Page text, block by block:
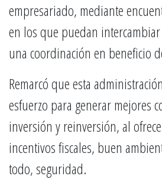
empresariado, mediante
en los que puedan
una coordinación en beneficio
Remarcó que esta
esfuerzo para generar mejores
inversión y reinversión, al
incentivos fiscales, buen
todo, seguridad.